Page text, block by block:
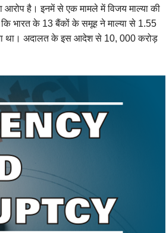
आरोप है। इनमें से एक मामले में विजय माल्या की
कि भारत के 13 बैंकों के समूह ने माल्या से 1.55
था। अदालत के इस आदेश से 10, 000 करोड़